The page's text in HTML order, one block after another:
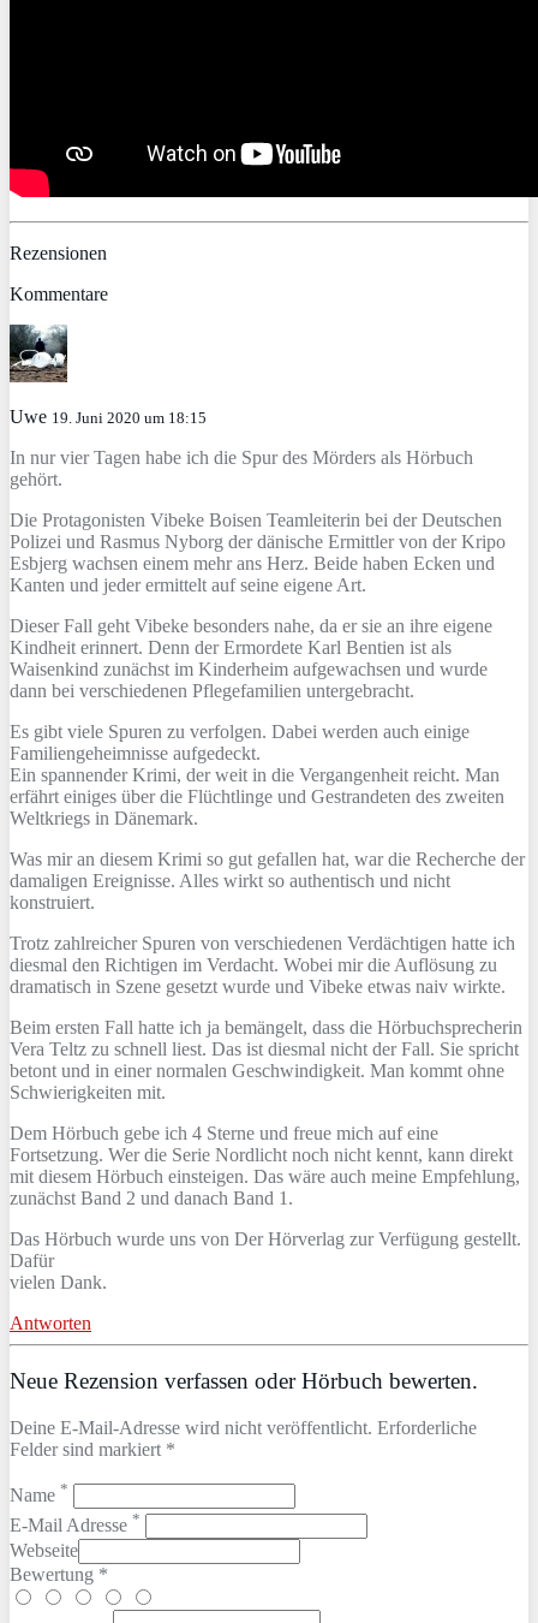
Rezensionen
Kommentare
Uwe 19. Juni 2020 um 18:15
In nur vier Tagen habe ich die Spur des Mörders als Hörbuch
gehört.
Die Protagonisten Vibeke Boisen Teamleiterin bei der Deutschen
Polizei und Rasmus Nyborg der dänische Ermittler von der Kripo
Esbjerg wachsen einem mehr ans Herz. Beide haben Ecken und
Kanten und jeder ermittelt auf seine eigene Art.
Dieser Fall geht Vibeke besonders nahe, da er sie an ihre eigene
Kindheit erinnert. Denn der Ermordete Karl Bentien ist als
Waisenkind zunächst im Kinderheim aufgewachsen und wurde
dann bei verschiedenen Pflegefamilien untergebracht.
Es gibt viele Spuren zu verfolgen. Dabei werden auch einige
Familiengeheimnisse aufgedeckt.
Ein spannender Krimi, der weit in die Vergangenheit reicht. Man
erfährt einiges über die Flüchtlinge und Gestrandeten des zweiten
Weltkriegs in Dänemark.
Was mir an diesem Krimi so gut gefallen hat, war die Recherche der
damaligen Ereignisse. Alles wirkt so authentisch und nicht
konstruiert.
Trotz zahlreicher Spuren von verschiedenen Verdächtigen hatte ich
diesmal den Richtigen im Verdacht. Wobei mir die Auflösung zu
dramatisch in Szene gesetzt wurde und Vibeke etwas naiv wirkte.
Beim ersten Fall hatte ich ja bemängelt, dass die Hörbuchsprecherin
Vera Teltz zu schnell liest. Das ist diesmal nicht der Fall. Sie spricht
betont und in einer normalen Geschwindigkeit. Man kommt ohne
Schwierigkeiten mit.
Dem Hörbuch gebe ich 4 Sterne und freue mich auf eine
Fortsetzung. Wer die Serie Nordlicht noch nicht kennt, kann direkt
mit diesem Hörbuch einsteigen. Das wäre auch meine Empfehlung,
zunächst Band 2 und danach Band 1.
Das Hörbuch wurde uns von Der Hörverlag zur Verfügung gestellt.
Dafür
vielen Dank.
Antworten
Neue Rezension verfassen oder Hörbuch bewerten.
Deine E-Mail-Adresse wird nicht veröffentlicht. Erforderliche
Felder sind markiert *
Name *
E-Mail Adresse *
Webseite
Bewertung *